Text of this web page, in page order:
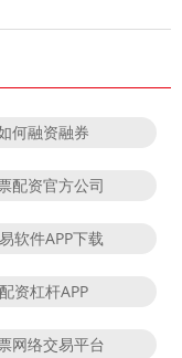
何融资融券
配资官方公司
软件APP下载
配资杠杆APP
网络交易平台